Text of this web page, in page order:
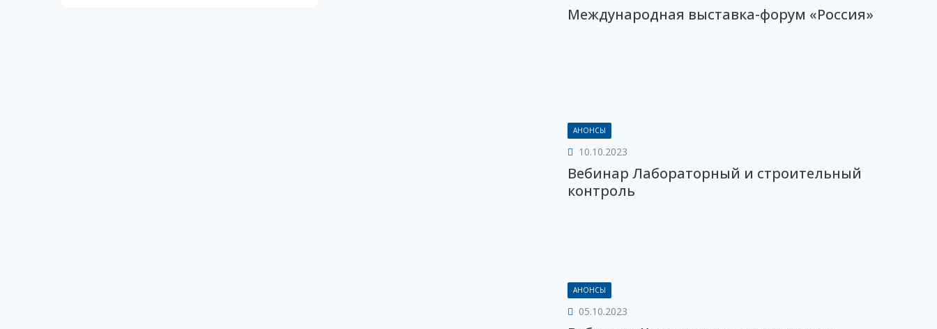
Международная выставка-форум «Россия»
АНОНСЫ
10.10.2023
Вебинар Лабораторный и строительный
контроль
АНОНСЫ
05.10.2023